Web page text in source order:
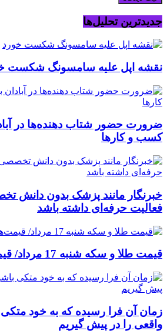
جدیدترین تحلیل‌ها
نقشه اپل علیه سامسونگ شکست
ضرورت حضور شتاب ‌دهنده‌ها در
کسب‌ و کارها
خبرنگار مانند پزشک بدون دانش
فعالیت حرفه‌ای داشته باشد
قیمت طلا و سکه شنبه 17 مرداد/ قیمت‌ها افزایشی
زمان آن فرا رسیده که به خود متکی
واقعی را در پیش گیریم